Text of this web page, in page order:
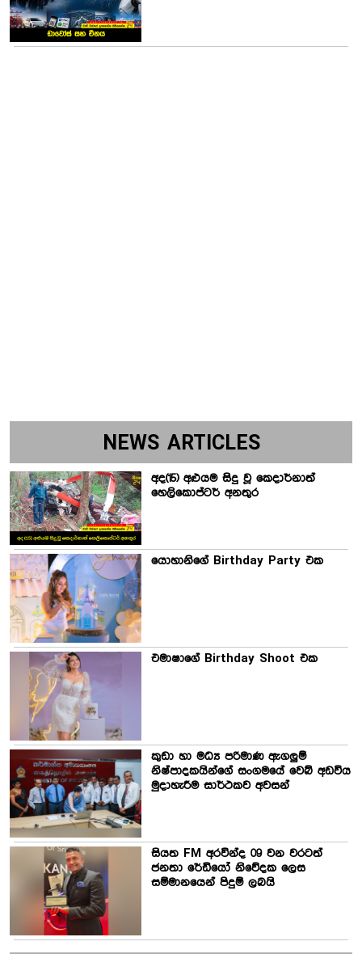
NEWS ARTICLES
අද(15) අළුයම සිදු වූ කෙදාර්නාත්
හෙලිකොප්ටර් අනතුර
යොහානිගේ Birthday Party එක
එමාෂාගේ Birthday Shoot එක
කුඩා හා මධ්‍ය පරිමාණ ඇගලුම්
නිෂ්පාදකයින්ගේ සංගමයේ වෙබ් අඩවිය
මුදාහැරීම සාර්ථකව අවසන්
සියත FM අරවින්ද 09 වන වරටත්
ජනතා රේඩියෝ නිවේදක ලෙස
සම්මානයෙන් පිදුම් ලබයි